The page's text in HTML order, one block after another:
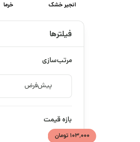
انجیر خشک خرما
فیلترها
مرتب‌سازی
بازه قیمت
۱۰۳٬۰۰۰ تومان